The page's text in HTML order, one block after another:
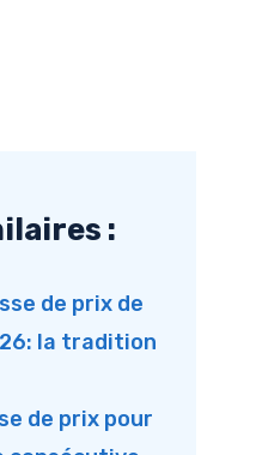
:
de prix de
la tradition
de prix pour